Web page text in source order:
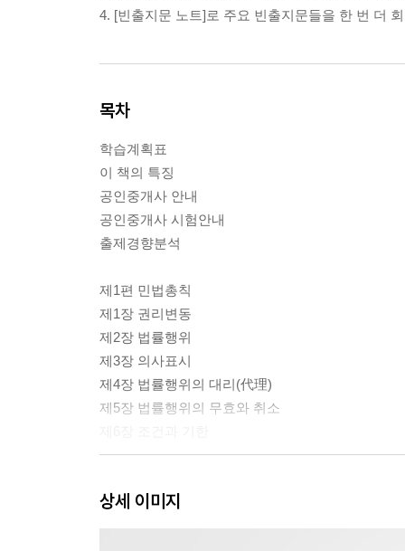
4. [빈출지문 노트]로 주요 빈출지문들을 한 번 더
목차
학습계획표
이 책의 특징
공인중개사 안내
공인중개사 시험안내
출제경향분석
제1편 민법총칙
제1장 권리변동
제2장 법률행위
제3장 의사표시
제4장 법률행위의 대리(代理)
제5장 법률행위의 무효와 취소
제1장 총설
상세 이미지